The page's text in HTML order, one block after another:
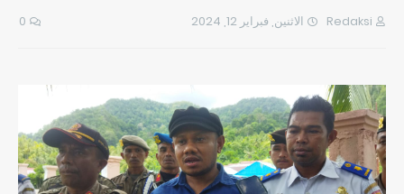
Redaksi الاثنين, فبراير 12, 2024 0